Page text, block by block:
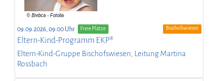
09.09.2026, 09:00 Uhr Freie Plätze Bischofswiesen
Eltern-Kind-Programm EKP®
Eltern-Kind-Gruppe Bischofswiesen, Leitung Martina
Rossbach